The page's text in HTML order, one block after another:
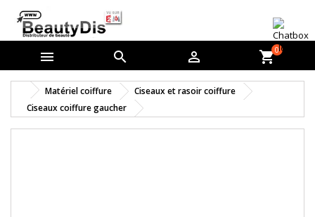
   shopping_cart0
Matériel coiffure
Ciseaux et rasoir coiffure
Ciseaux coiffure gaucher